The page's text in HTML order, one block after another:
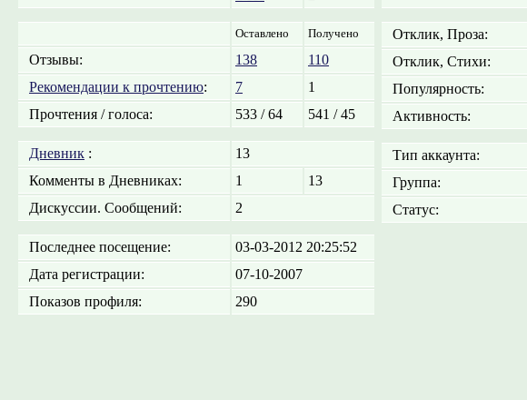
Оставлено Получено
Отзывы: 138
110
Рекомендации к прочтению: 7
1
Прочтения / голоса:
533 / 64 541 / 45
Дневник :
13
Комменты в Дневниках:
1
13
Дискуссии. Сообщений:
2
Последнее посещение:
03-03-2012 20:25:52
Дата регистрации:
07-10-2007
Показов профиля:
290
Отклик, Проза:
Отклик, Стихи:
Популярность:
Активность:
Тип аккаунта:
Группа:
Статус: